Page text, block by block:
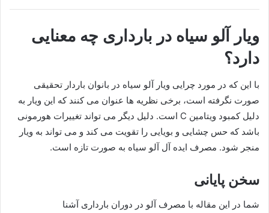
ویار آلو سیاه در بارداری چه معنایی
دارد؟
با این که در مورد چرایی ویار آلو سیاه در بانوان باردار تحقیقی
صورت نگرفته است، برخی نظریه ها عنوان می کنند که این ویار به
دلیل کمبود ویتامین C است. دلیل دیگر می تواند تغییرات هورمونی
باشد که حس چشایی و بویایی را تقویت می کند و می تواند به ویار
منجر شود. مصرف ایده آل آلو سیاه به صورت تازه است.
سخن پایانی
شما در این مقاله با مصرف آلو در دوران بارداری آشنا